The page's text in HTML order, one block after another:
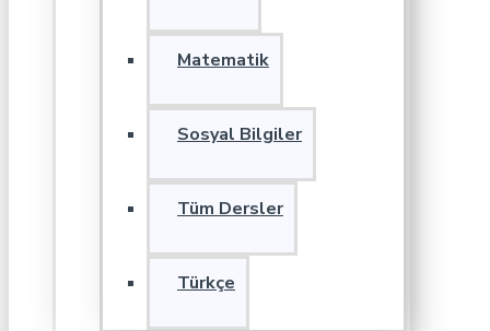
Matematik
Sosyal Bilgiler
Tüm Dersler
Türkçe